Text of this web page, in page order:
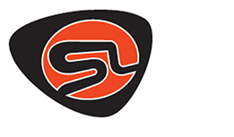
We use cookies to ensure that we
you a better experience. To learn more
ACCEPT AND CLOSE